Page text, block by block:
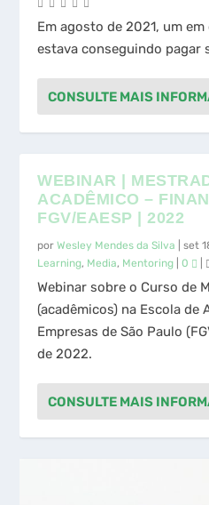
Em agosto de 2021, um em
estava conseguindo pagar
CONSULTE MAIS
WEBINAR |
ACADÊMICO –
FGV/EAESP | 2022
|
Learning
Media | |
Webinar sobre o Curso de
(acadêmicos) na Escola de
Empresas de São Paulo
de 2022.
CONSULTE MAIS